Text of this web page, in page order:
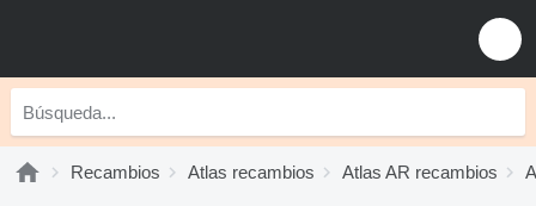
Recambios Atlas recambios Atlas AR recambios